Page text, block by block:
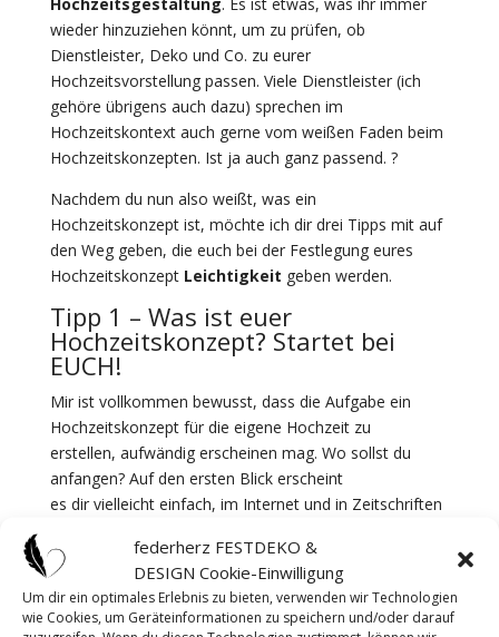
federherz FESTDEKO &
DESIGN Cookie-Einwilligung
Um dir ein optimales Erlebnis zu bieten, verwenden wir Technologien
wie Cookies, um Geräteinformationen zu speichern und/oder darauf
wieder hinzuziehen könnt, um zu prüfen, ob
Dienstleister, Deko und Co. zu eurer
Hochzeitsvorstellung passen. Viele Dienstleister (ich
gehöre übrigens auch dazu) sprechen im
Hochzeitskontext auch gerne vom weißen Faden beim
Hochzeitskonzepten. Ist ja auch ganz passend. ?
Nachdem du nun also weißt, was ein
Hochzeitskonzept ist, möchte ich dir drei Tipps mit auf
den Weg geben, die euch bei der Festlegung eures
Hochzeitskonzept Leichtigkeit geben werden.
Tipp 1 – Was ist euer
Hochzeitskonzept? Startet bei
EUCH!
Mir ist vollkommen bewusst, dass die Aufgabe ein
Hochzeitskonzept für die eigene Hochzeit zu
erstellen, aufwändig erscheinen mag. Wo sollst du
anfangen? Auf den ersten Blick erscheint
es dir vielleicht einfach, im Internet und in Zeitschriften
eine Hochzeit feiern kann. Aber der Punkt ist,
dass du damit Beispiele findest, wie MAN eine
Hochzeit feiern kann.